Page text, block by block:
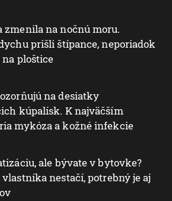
zmenila na nočnú moru.
prišli štípance, neporiadok
ploštice
na desiatky
kúpalísk. K najväčším
mykóza a kožné infekcie
ale bývate v bytovke?
nestačí, potrebný je aj